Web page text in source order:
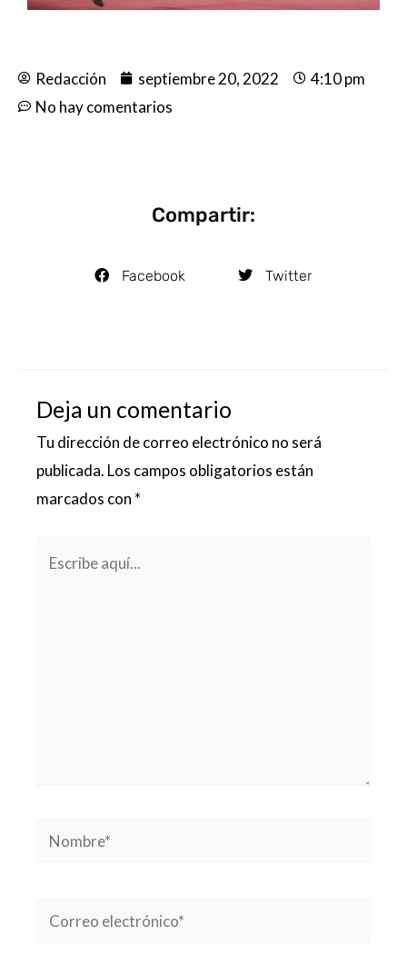
Redacción septiembre 20, 2022
4:10 pm
No hay comentarios
Compartir:
Facebook Twitter
Deja un comentario
Tu dirección de correo electrónico no será
publicada. Los campos obligatorios están
marcados con *
Nombre*
Correo